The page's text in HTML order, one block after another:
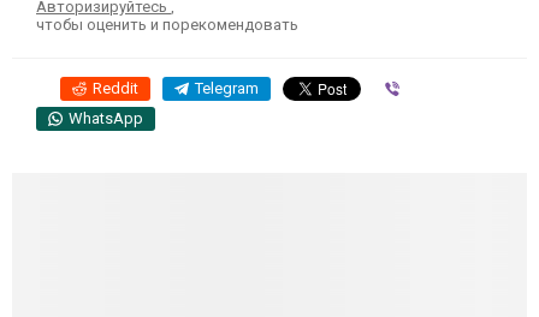
Авторизируйтесь
чтобы оценить и порекомендовать
Reddit Telegram
WhatsApp